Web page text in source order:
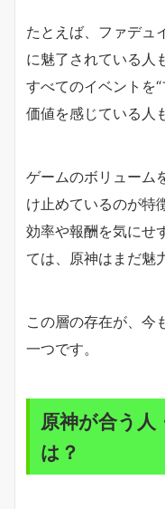
たとえば、ファデュ
に魅了されている人
すべてのイベントを
価値を感じている人
ゲームのボリューム
け止めているのが特
効率や報酬を気にせ
ては、原神はまだ魅
この層の存在が、今
一つです。
原神が合う人
は？